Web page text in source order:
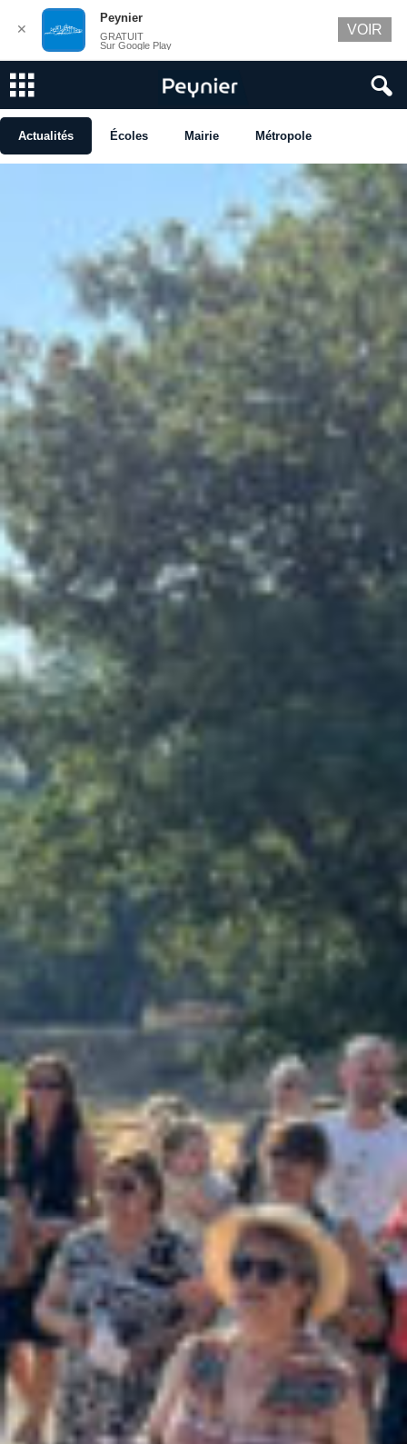
Actualités Écoles Mairie Métropole
✕
Peynier
GRATUIT
Sur Google Play
VOIR